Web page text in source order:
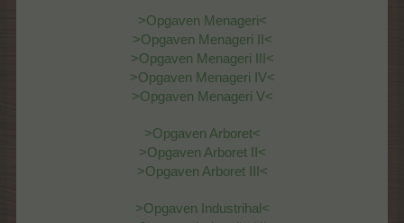
>Opgaven Menageri<
>Opgaven Menageri II<
>Opgaven Menageri III<
>Opgaven Menageri IV<
>Opgaven Menageri V<
>Opgaven Arboret<
>Opgaven Arboret II<
>Opgaven Arboret III<
>Opgaven Industrihal<